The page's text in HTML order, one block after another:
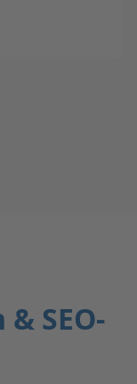
SEO-